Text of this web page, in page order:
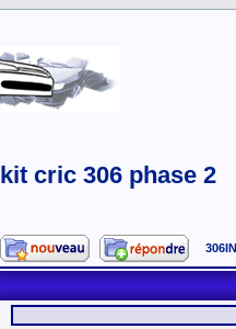
kit cric 306 phase 2